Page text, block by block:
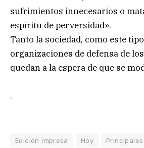
sufrimientos innecesarios o
espíritu de perversidad».
Tanto la sociedad, como este
organizaciones de defensa de
quedan a la espera de que se
.
Edición Impresa Hoy Principales